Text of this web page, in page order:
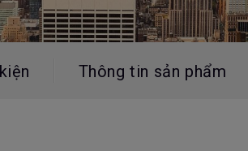
2D, Điều chỉnh vuông hình dọc
／ngang
Có thể điều chỉnh độ cao
Thông tin sản phẩm